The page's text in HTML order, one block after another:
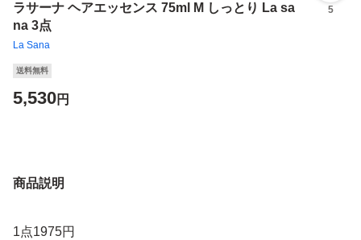
ラサーナ ヘアエッセンス 75ml M しっとり La sa
na 3点
La Sana
5
送料無料
5,530円
商品説明
1点1975円